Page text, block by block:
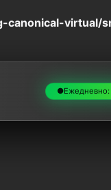
virtual/
●